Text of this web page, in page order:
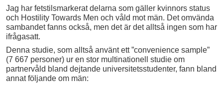
Jag har fetstilsmarkerat delarna som gäller kvinnors status
och Hostility Towards Men och våld mot män. Det omvända
sambandet fanns också, men det är det alltså ingen som har
ifrågasatt.
Denna studie, som alltså använt ett ”convenience sample”
(7 667 personer) ur en stor multinationell studie om
partnervåld bland dejtande universitetsstudenter, fann bland
annat följande om män: